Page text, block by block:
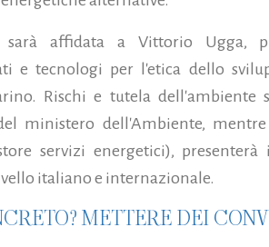
sarà affidata a Vittorio Ugga,
e tecnologi per l'etica dello
Rischi e tutela dell'ambiente
ministero dell'Ambiente,
servizi energetici),
italiano e internazionale.
METTERE DEI